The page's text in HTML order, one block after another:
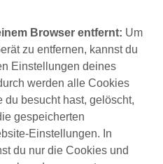
Browser entfernt: Um
zu entfernen, kannst du
Einstellungen deines
werden alle Cookies
du besucht hast, gelöscht,
gespeicherten
Einstellungen. In
du nur die Cookies und